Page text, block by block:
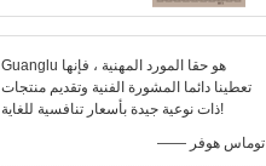
Guanglu هو حقا المورد المهنية ، فإنها
تعطينا دائما المشورة الفنية وتقديم منتجات
ذات نوعية جيدة بأسعار تنافسية للغاية!
—— توماس هوفر